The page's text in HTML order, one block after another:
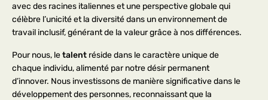
avec des racines italiennes et une perspective globale qui
célèbre l’unicité et la diversité dans un environnement de
travail inclusif, générant de la valeur grâce à nos différences.
Pour nous, letalent réside dans le caractère unique de
chaque individu, alimenté par notre désir permanent
d’innover. Nous investissons de manière significative dans le
développement des personnes, reconnaissant que la